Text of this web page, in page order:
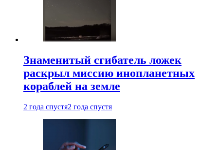
Знаменитый сгибатель ложек
раскрыл миссию инопланетных
кораблей на земле
2 года спустя2 года спустя